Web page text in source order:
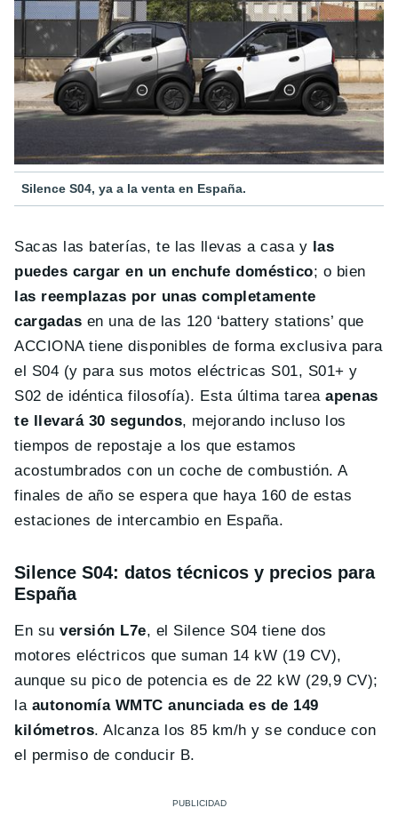
Silence S04, ya a la venta en España.
Sacas las baterías, te las llevas a casa y las
puedes cargar en un enchufe doméstico; o bien
las reemplazas por unas completamente
cargadas en una de las 120 ‘battery stations’ que
ACCIONA tiene disponibles de forma exclusiva para
el S04 (y para sus motos eléctricas S01, S01+ y
S02 de idéntica filosofía). Esta última tareaapenas
te llevará 30 segundos, mejorando incluso los
tiempos de repostaje a los que estamos
acostumbrados con un coche de combustión. A
finales de año se espera que haya 160 de estas
estaciones de intercambio en España.
Silence S04: datos técnicos y precios para
España
En suversión L7e, el Silence S04 tiene dos
motores eléctricos que suman 14 kW (19 CV),
aunque su pico de potencia es de 22 kW (29,9 CV);
la autonomía WMTC anunciada es de 149
kilómetros. Alcanza los 85 km/h y se conduce con
el permiso de conducir B.